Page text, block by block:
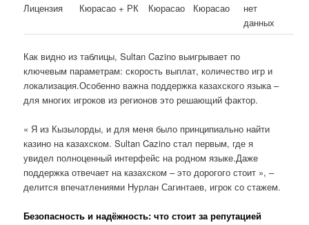
Лицензия
Кюрасао + РК Кюрасао Кюрасао
нет
данных
Как видно из таблицы, Sultan Cazino выигрывает по
ключевым параметрам: скорость выплат, количество игр и
локализация.Особенно важна поддержка казахского языка –
для многих игроков из регионов это решающий фактор.
« Я из Кызылорды, и для меня было принципиально найти
казино на казахском. Sultan Cazino стал первым, где я
увидел полноценный интерфейс на родном языке.Даже
поддержка отвечает на казахском – это дорогого стоит », –
делится впечатлениями Нурлан Сагинтаев, игрок со стажем.
Безопасность и надёжность: что стоит за репутацией